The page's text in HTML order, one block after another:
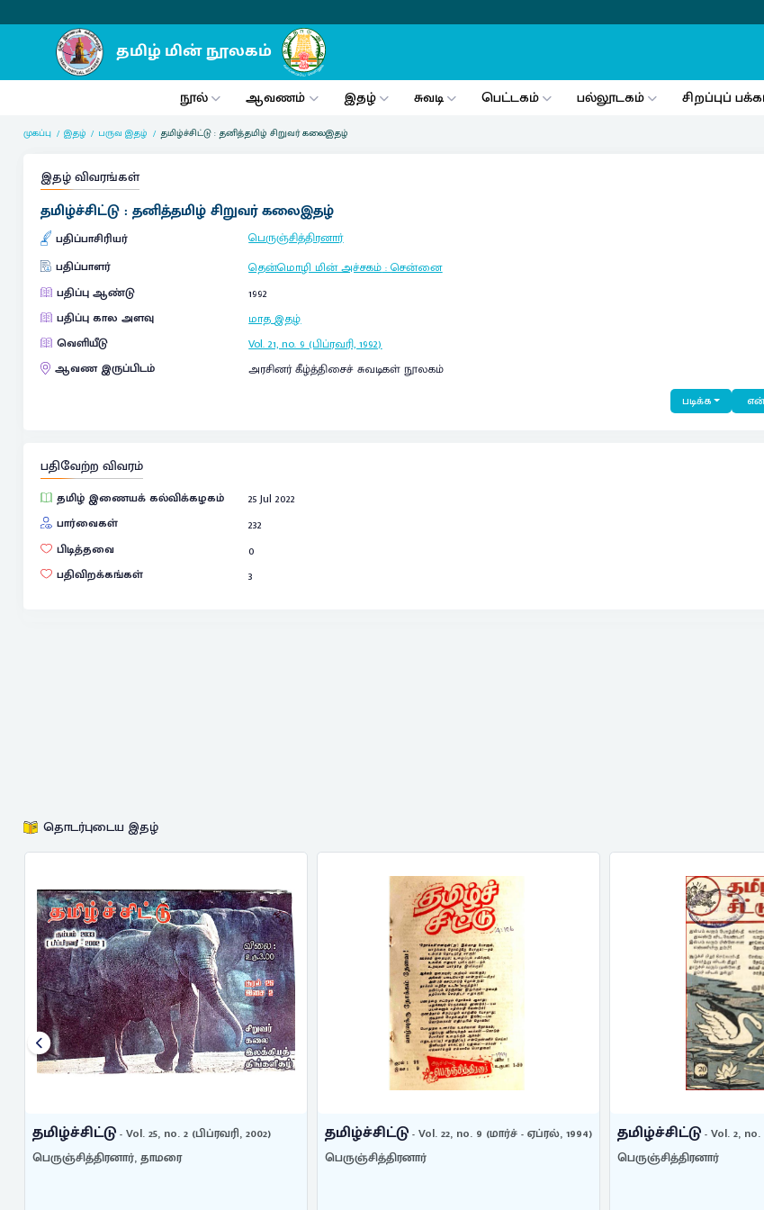
நூல் ஆவணம் இதழ் சுவடி பெட்டகம் பல்லூடகம் சிறப்புப்
முகப்பு இதழ் பருவ இதழ் தமிழ்ச்சிட்டு : தனித்தமிழ் சிறுவர் கலைஇதழ்
இதழ் விவரங்கள்
தமிழ்ச்சிட்டு : தனித்தமிழ் சிறுவர் கலைஇதழ்
பதிப்பாசிரியர்
பெருஞ்சித்திரனார்
பதிப்பாளர்
தென்மொழி மின் அச்சகம்:சென்னை
பதிப்பு ஆண்டு
1992
பதிப்பு கால அளவு
மாத இதழ்
வெளியீடு
Vol. 21, no. 9 (பிப்ரவரி, 1992)
ஆவண இருப்பிடம்
அரசினர் கீழ்த்திசைச் சுவடிகள் நூலகம்
படிக்க என்
பதிவேற்ற விவரம்
தமிழ் இணையக் கல்விக்கழகம்
25 Jul 2022
பார்வைகள்
232
பிடித்தவை
0
பதிவிறக்கங்கள்
3
தொடர்புடைய இதழ்
தமிழ்ச்சிட்டு- Vol. 25, no. 2 (பிப்ரவரி, 2002)
பெருஞ்சித்திரனார், தாமரை
தமிழ்ச்சிட்டு- Vol. 22, no. 9 (மார்ச் - ஏப்ரல், 1994)
பெருஞ்சித்திரனார்
தமிழ்ச்சிட்டு- Vol. 2,
பெருஞ்சித்திரனார்